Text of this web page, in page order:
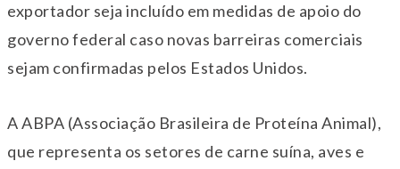
exportador seja incluído em medidas de apoio do
governo federal caso novas barreiras comerciais
sejam confirmadas pelos Estados Unidos.
A ABPA (Associação Brasileira de Proteína Animal),
que representa os setores de carne suína, aves e